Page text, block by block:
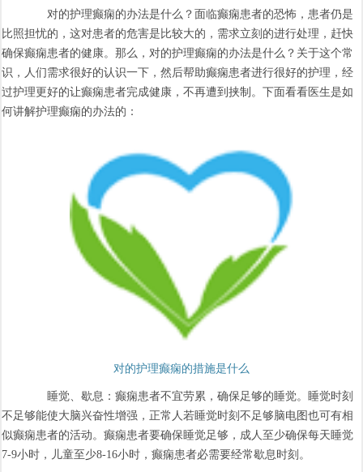
对的护理癫痫的办法是什么？面临癫痫患者的恐怖，患者仍是
比照担忧的，这对患者的危害是比较大的，需求立刻的进行处理，赶快
确保癫痫患者的健康。那么，对的护理癫痫的办法是什么？关于这个常
识，人们需求很好的认识一下，然后帮助癫痫患者进行很好的护理，经
过护理更好的让癫痫患者完成健康，不再遭到挟制。下面看看医生是如
何讲解护理癫痫的办法的：
对的护理癫痫的措施是什么
睡觉、歇息：癫痫患者不宜劳累，确保足够的睡觉。睡觉时刻
不足够能使大脑兴奋性增强，正常人若睡觉时刻不足够脑电图也可有相
似癫痫患者的活动。癫痫患者要确保睡觉足够，成人至少确保每天睡觉
7-9小时，儿童至少8-16小时，癫痫患者必需要经常歇息时刻。